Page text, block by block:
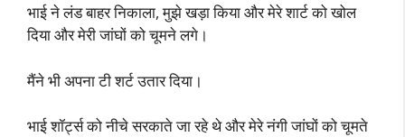
भाई ने लंड बाहर निकाला, मुझे खड़ा किया और मेरे शार्ट को खोल
दिया और मेरी जांघों को चूमने लगे।
मैंने भी अपना टी शर्ट उतार दिया।
भाई शॉर्ट्स को नीचे सरकाते जा रहे थे और मेरे नंगी जांघों को चूमते